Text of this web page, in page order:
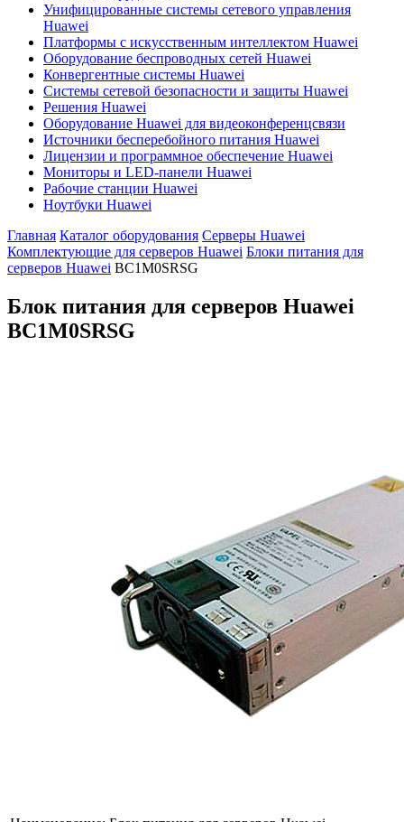
Унифицированные системы сетевого управления
Huawei
Платформы с искусственным интеллектом Huawei
Оборудование беспроводных сетей Huawei
Конвергентные системы Huawei
Системы сетевой безопасности и защиты Huawei
Решения Huawei
Оборудование Huawei для видеоконференцсвязи
Источники бесперебойного питания Huawei
Лицензии и программное обеспечение Huawei
Мониторы и LED-панели Huawei
Рабочие станции Huawei
Ноутбуки Huawei
Главная Каталог оборудования Серверы Huawei
Комплектующие для серверов Huawei Блоки питания для
серверов Huawei BC1M0SRSG
Блок питания для серверов Huawei
BC1M0SRSG